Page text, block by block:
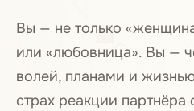
Вы — не только
или «любовница». Вы —
волей, планами и
страх реакции